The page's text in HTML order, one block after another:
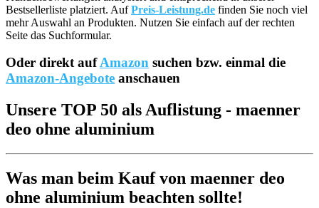
Bestsellerliste platziert. AufPreis-Leistung.de finden Sie noch viel
mehr Auswahl an Produkten. Nutzen Sie einfach auf der rechten
Seite das Suchformular.
Oder direkt aufAmazon suchen bzw. einmal die
Amazon-Angebote anschauen
Unsere TOP 50 als Auflistung - maenner
deo ohne aluminium
Was man beim Kauf von maenner deo
ohne aluminium beachten sollte!